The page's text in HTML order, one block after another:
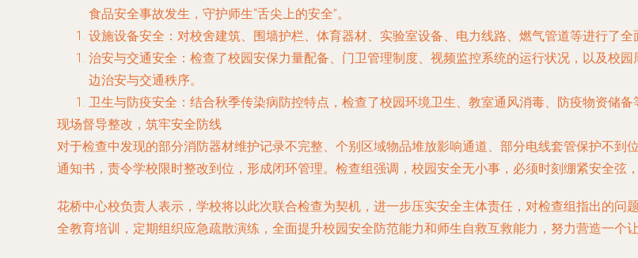
食品安全事故发生，守护师生“舌尖上的安全”。
设施设备安全 ：对校舍建筑、围墙护栏、体育器材、实验室设备、电力线路、燃气管道等进行了
治安与交通安全 ：检查了校园安保力量配备、门卫管理制度、视频监控系统的运行状况，以及校
边治安与交通秩序。
卫生与防疫安全 ：结合秋季传染病防控特点，检查了校园环境卫生、教室通风消毒、防疫物资储
现场督导整改，筑牢安全防线
对于检查中发现的部分消防器材维护记录不完整、个别区域物品堆放影响通道、部分电线套管保护不
通知书，责令学校限时整改到位，形成闭环管理。检查组强调，校园安全无小事，必须时刻绷紧安全弦
花桥中心校负责人表示，学校将以此次联合检查为契机，进一步压实安全主体责任，对检查组指出的
全教育培训，定期组织应急疏散演练，全面提升校园安全防范能力和师生自救互救能力，努力营造一个